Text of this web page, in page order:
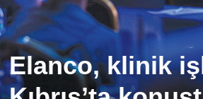
Elanco, klinik